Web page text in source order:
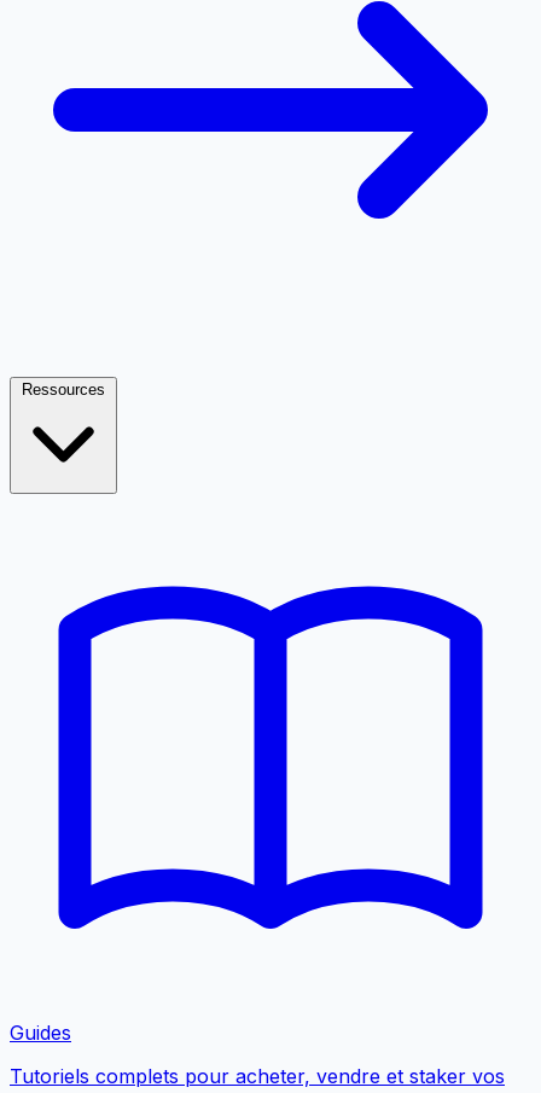
Guides
Tutoriels complets pour acheter, vendre et staker vos